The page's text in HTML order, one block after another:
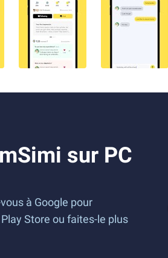
sur PC
à Google pour
Store ou faites-le plus